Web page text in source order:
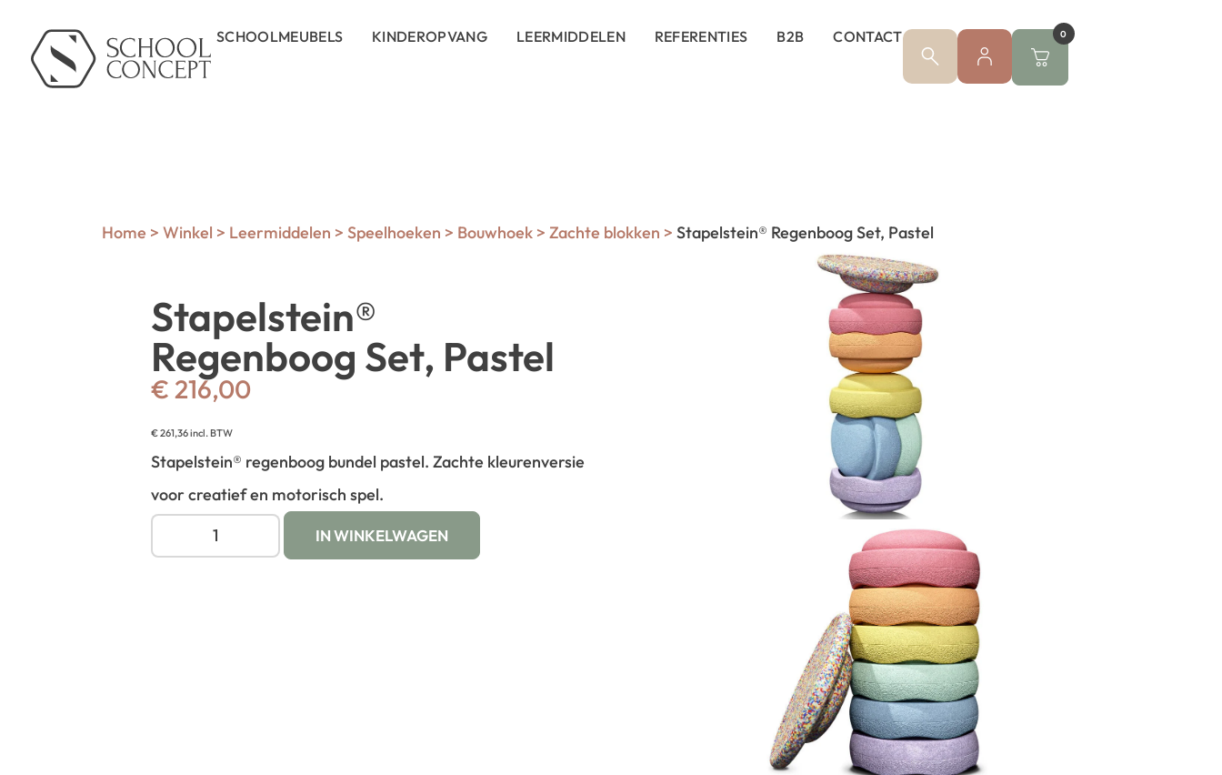
SCHOOLMEUBELS KINDEROPVANG LEERMIDDELEN REFERENTIES B2B CONTACT 0
Home > Winkel > Leermiddelen > Speelhoeken > Bouwhoek > Zachte blokken > Stapelstein® Regenboog Set, Pastel
Stapelstein®
Regenboog Set, Pastel
€ 216,00
€261,36incl. BTW
Stapelstein® regenboog bundel pastel. Zachte kleurenversie
voor creatief en motorisch spel.
IN WINKELWAGEN